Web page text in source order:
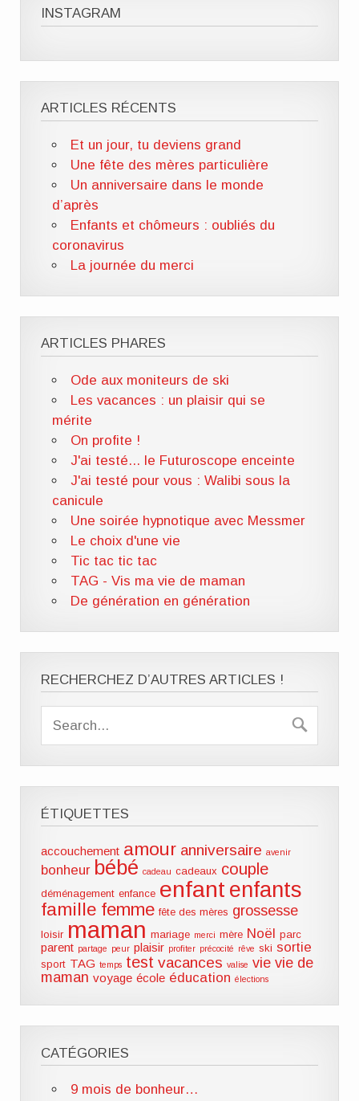
de
Maman
TwitterInstagram
INSTAGRAM
ARTICLES RÉCENTS
Et un jour, tu deviens grand
Une fête des mères particulière
Un anniversaire dans le monde
d’après
Enfants et chômeurs : oubliés du
coronavirus
La journée du merci
ARTICLES PHARES
Ode aux moniteurs de ski
Les vacances : un plaisir qui se
mérite
On profite !
J'ai testé... le Futuroscope enceinte
J'ai testé pour vous : Walibi sous la
canicule
Une soirée hypnotique avec Messmer
Le choix d'une vie
Tic tac tic tac
TAG - Vis ma vie de maman
De génération en génération
RECHERCHEZ D’AUTRES ARTICLES !
ÉTIQUETTES
accouchement amour anniversaire avenir
bonheur bébé cadeau cadeaux couple
déménagement enfance enfant enfants
famille femme fête des mères grossesse
loisir maman mariage merci mère Noël parc
parent partage peur plaisir profiter précocité rêve ski sortie
sport TAG temps test vacances valise vie vie de
maman voyage école éducation élections
CATÉGORIES
9 mois de bonheur…